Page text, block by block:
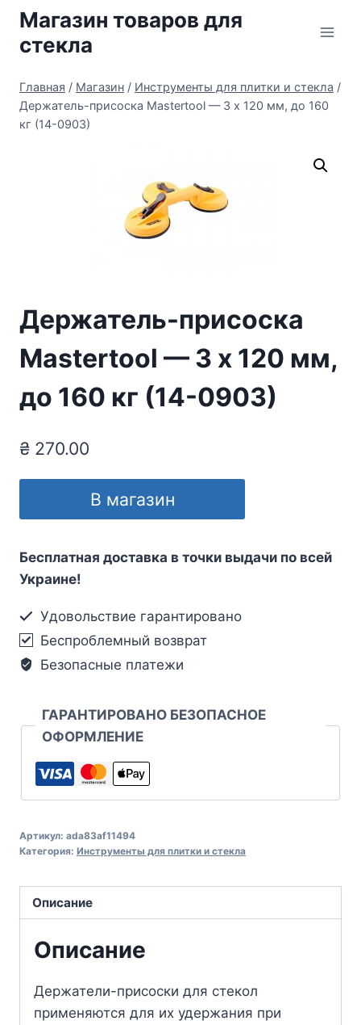
Перейти
содержимому
Магазин товаров для
стекла
Главная / Магазин / Инструменты для плитки и стекла /
Держатель-присоска Mastertool — 3 х 120 мм, до 160
кг (14-0903)
Держатель-присоска
Mastertool — 3 х 120 мм,
до 160 кг (14-0903)
₴ 270.00
В магазин
Бесплатная доставка в точки выдачи по всей
Украине!
Удовольствие гарантировано
Беспроблемный возврат
Безопасные платежи
ГАРАНТИРОВАНО БЕЗОПАСНОЕ
ОФОРМЛЕНИЕ
Артикул: ada83af11494
Категория: Инструменты для плитки и стекла
Описание
Описание
Держатели-присоски для стекол
применяются для их удержания при